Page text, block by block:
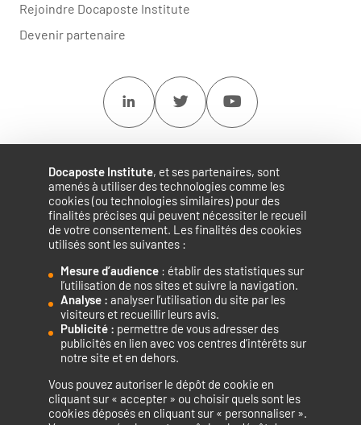
Docaposte Institute, et ses partenaires, sont
amenés à utiliser des technologies comme les
cookies (ou technologies similaires) pour des
finalités précises qui peuvent nécessiter le recueil
de votre consentement. Les finalités des cookies
utilisés sont les suivantes :
Mesure d’audience : établir des statistiques sur
l’utilisation de nos sites et suivre la navigation.
Analyse : analyser l’utilisation du site par les
visiteurs et recueillir leurs avis.
Publicité : permettre de vous adresser des
publicités en lien avec vos centres d’intérêts sur
notre site et en dehors.
Vous pouvez autoriser le dépôt de cookie en
cliquant sur « accepter » ou choisir quels sont les
cookies déposés en cliquant sur « personnaliser ».
Accélérateur de compétences numériques.
La certification qualité a été délivrée au titre de la catégorie
d’action suivante : ACTIONS DE FORMATION
Rejoindre Docaposte Institute
Devenir partenaire
Linkedin Twitter Youtube